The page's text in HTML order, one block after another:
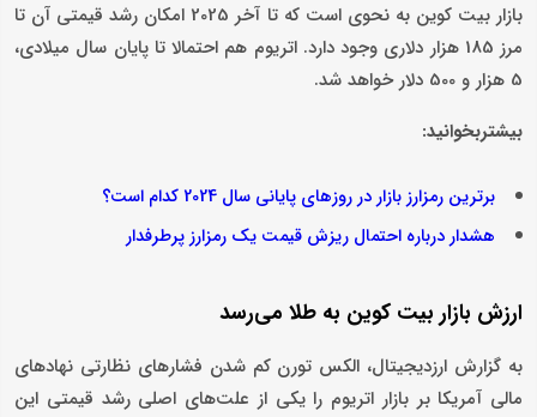
بازار بیت کوین به نحوی است که تا آخر 2025 امکان رشد قیمتی آن تا
مرز 185 هزار دلاری وجود دارد. اتریوم هم احتمالا تا پایان سال میلادی،
5 هزار و 500 دلار خواهد شد.
بیشتربخوانید:
برترین رمزارز بازار در روزهای پایانی سال 2024 کدام است؟
هشدار درباره احتمال ریزش قیمت یک رمزارز پرطرفدار
ارزش بازار بیت کوین به طلا می‌رسد
به گزارش ارزدیجیتال، الکس تورن کم شدن فشارهای نظارتی نهادهای
مالی آمریکا بر بازار اتریوم را یکی از علت‌های اصلی رشد قیمتی این